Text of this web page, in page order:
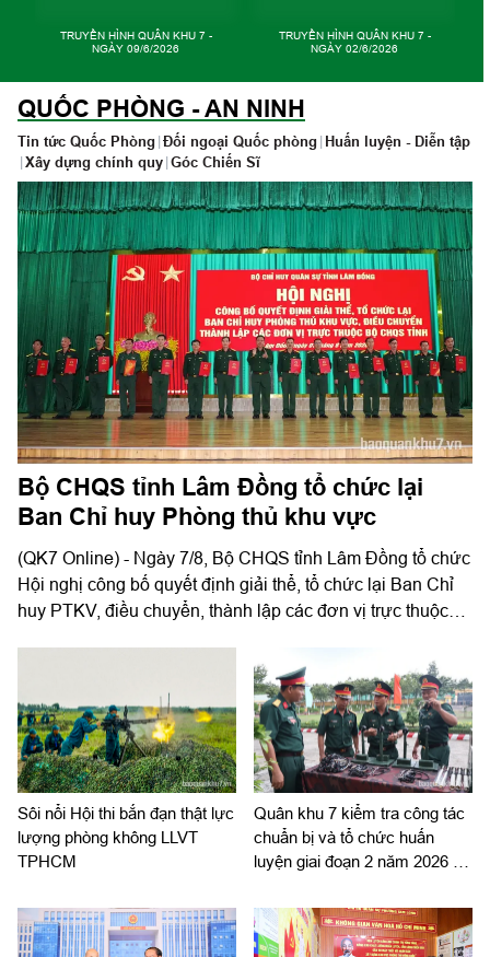
TRUYỀN HÌNH QUÂN KHU 7 -
NGÀY 21/4/2026
TRUYỀN HÌNH QUÂN KHU 7 -
NGÀY 14/4/2026
QUỐC PHÒNG - AN NINH
Tin tức Quốc Phòng|Đối ngoại Quốc phòng| Huấn luyện - Diễn tập
|Xây dựng chính quy|Góc Chiến Sĩ
Bộ CHQS tỉnh Lâm Đồng tổ chức lại
Ban Chỉ huy Phòng thủ khu vực
(QK7 Online) - Ngày 7/8, Bộ CHQS tỉnh Lâm Đồng tổ chức
Hội nghị công bố quyết định giải thể, tổ chức lại Ban Chỉ
huy PTKV, điều chuyển, thành lập các đơn vị trực thuộc
Thường vụ Đảng ủy, Phó Tư lệnh, Tham mưu trưởng
Quân khu dự và chỉ đạo hội nghị. Thiếu tướng Đinh Hồng
Tiếng, Ủy viên Thường vụ Tỉnh ủy, Chỉ huy trưởng Bộ
CHQS tỉnh Lâm Đồng chủ trì hội nghị.
Sôi nổi Hội thi bắn đạn thật lực
lượng phòng không LLVT
TPHCM
Quân khu 7 kiểm tra công tác
chuẩn bị và tổ chức huấn
luyện giai đoạn 2 năm 2026 tại